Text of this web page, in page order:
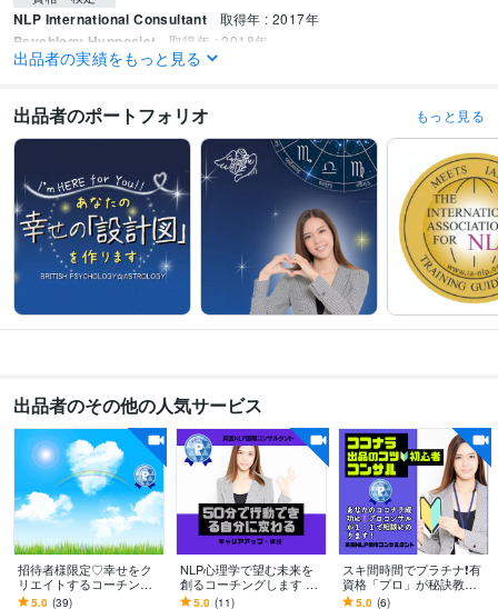
NLP International Consultant 取得年 : 2017年
Psychlogy Hypnosist 取得年 : 2018年
「不登校支援カウンセラー」 取得年 : 2018年
上級心理カウンセラー 取得年 : 2017年
悩み相談・カウンセリング NLPコーチング カウンセリング 英語教育 ス
ピリチュアル・コーチ
カウンセリング コーチング 恋愛相談 仕事相談
キャリア
人間関係
子育て 離婚 婚活
占い 守護霊様とチャネリングする イギリス直輸入の霊感タロット
鑑定 スピ・コーチング 占いカウンセリング
チャネリング
西洋占星術 オラクルカード エネルギーワーク
語学力
出品者の実績をもっと見る
出品者のポートフォリオ もっと見る
出品者のその他の人気サービス
招待者様限定♡幸せをク
リエイトするコーチング
します はじめての方は購
5.0 (39)
NLP心理学で望む未来を
創るコーチングします 夢
をあきらめないで❗50分
5.0 (11)
スキ間時間でプラチナ❗有
資格「プロ」が秘訣教え
ます ココナラ出品電話相
5.0 (6)